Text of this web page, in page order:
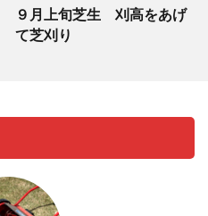
９月上旬芝生 刈高をあげ
て芝刈り